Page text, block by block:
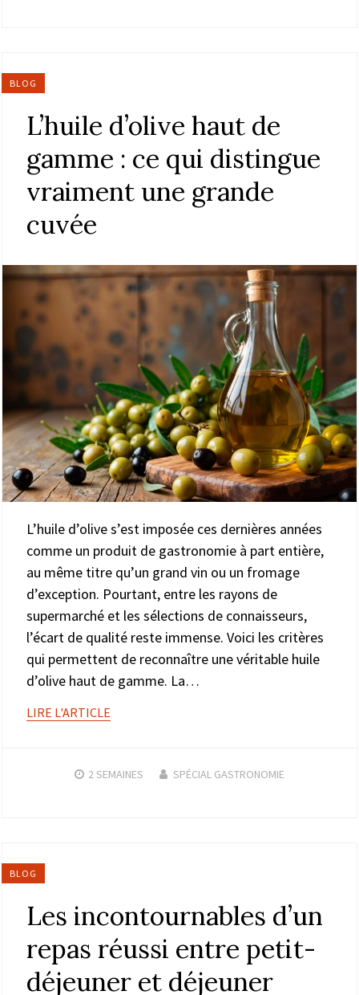
BLOG
L’huile d’olive haut de
gamme : ce qui distingue
vraiment une grande
cuvée
L’huile d’olive s’est imposée ces dernières années
comme un produit de gastronomie à part entière,
au même titre qu’un grand vin ou un fromage
d’exception. Pourtant, entre les rayons de
supermarché et les sélections de connaisseurs,
l’écart de qualité reste immense. Voici les critères
qui permettent de reconnaître une véritable huile
d’olive haut de gamme. La…
LIRE L'ARTICLE
2 SEMAINES SPÉCIAL GASTRONOMIE
BLOG
Les incontournables d’un
repas réussi entre petit-
déjeuner et déjeuner